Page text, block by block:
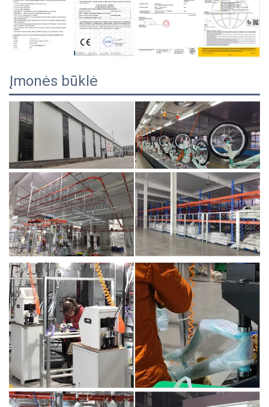
Įmonės būklė